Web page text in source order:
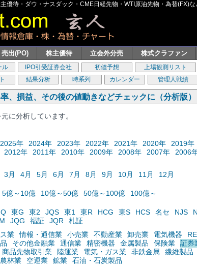
優待・ダウ・ナスダック・CME日経先物・WTI原油先物・為替(FX)
出(PO) 株主優待 立会外分売 株式クラファン
ル IPO引受証券会社 初値予想 上場観測リスト
結果分析 時系列 カレンダー 管理人戦績
、損益、その後の値動きなどチェックに（分析版）
に分析しています。
2025年 2024年 2023年 2022年 2021年 2020年 2019年
2012年 2011年 2010年 2009年 2008年 2007年 2006
3月 4月 5月 6月 7月 8月 9月 10月 11月 12月
5億～10億 10億～50億 50億～100億 100億～
東G 東2 JQS 東1 東R HCG 東S HCS 名セ NJS
JQG 福証 JQR
札証
業 情報・通信業 小売業 不動産業 卸売業 電気機器
その他金融業 通信業 精密機器 金属製品 保険業 証券
商品先物取引業 陸運業 電気・ガス業 非鉄金属 繊維製品
林業 空運業 鉱業
石油・石炭製品